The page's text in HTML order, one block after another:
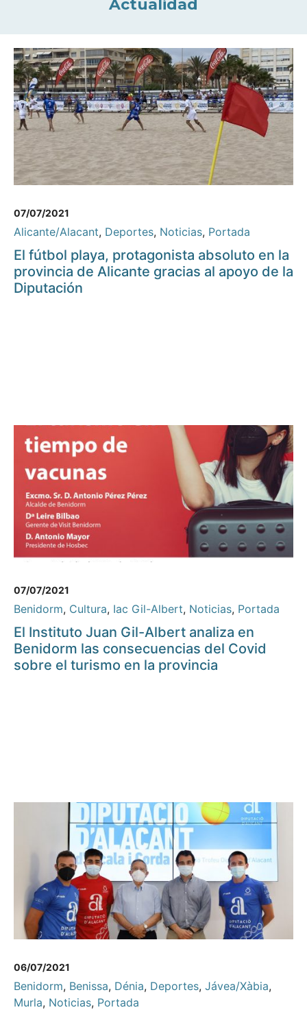
Actualidad
07/07/2021
Alicante/Alacant, Deportes, Noticias, Portada
El fútbol playa, protagonista absoluto en la
provincia de Alicante gracias al apoyo de la
Diputación
07/07/2021
Benidorm, Cultura, Iac Gil-Albert, Noticias, Portada
El Instituto Juan Gil-Albert analiza en
Benidorm las consecuencias del Covid
sobre el turismo en la provincia
06/07/2021
Benidorm, Benissa, Dénia, Deportes, Jávea/Xàbia,
Murla, Noticias, Portada